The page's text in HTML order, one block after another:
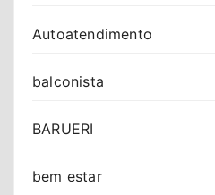
Autoatendimento
balconista
BARUERI
bem estar